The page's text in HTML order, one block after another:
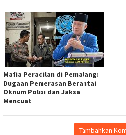
Mafia Peradilan di Pemalang:
Dugaan Pemerasan Berantai
Oknum Polisi dan Jaksa
Mencuat
Tambahkan